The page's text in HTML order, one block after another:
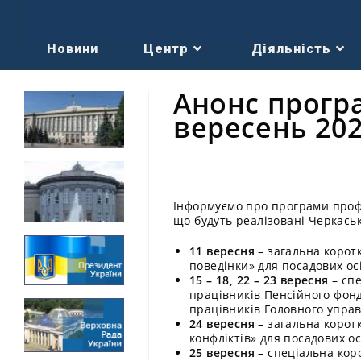
Новини Центр Діяльність
Анонс
вересень
Інформуємо про програми
що будуть реалізовані
11 вересня – загальна
поведінки» для посадових
15 – 18, 22 – 23 вересня –
працівників Пенсійного
працівників Головного
24 вересня – загальна
конфліктів» для посадових
25 вересня – спеціальна